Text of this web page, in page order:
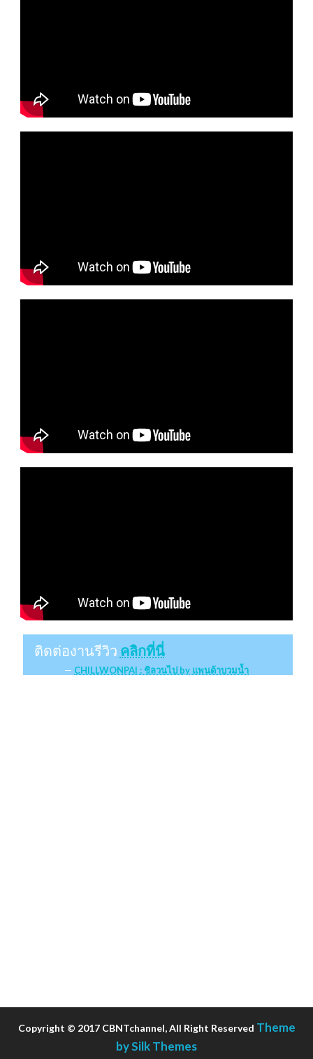
ติดต่องานรีวิว คลิกที่นี่
CHILLWONPAI : ชิลวนไป by แพนด้าบวมน้ำ
Copyright © 2017 CBNTchannel, All Right Reserved Theme
by Silk Themes